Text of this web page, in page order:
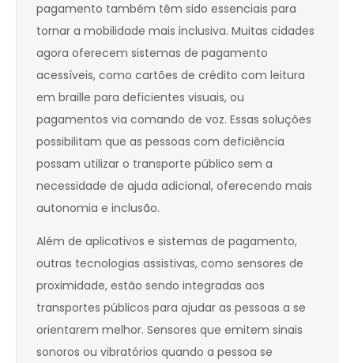
pagamento também têm sido essenciais para
tornar a mobilidade mais inclusiva. Muitas cidades
agora oferecem sistemas de pagamento
acessíveis, como cartões de crédito com leitura
em braille para deficientes visuais, ou
pagamentos via comando de voz. Essas soluções
possibilitam que as pessoas com deficiência
possam utilizar o transporte público sem a
necessidade de ajuda adicional, oferecendo mais
autonomia e inclusão.
Além de aplicativos e sistemas de pagamento,
outras tecnologias assistivas, como sensores de
proximidade, estão sendo integradas aos
transportes públicos para ajudar as pessoas a se
orientarem melhor. Sensores que emitem sinais
sonoros ou vibratórios quando a pessoa se